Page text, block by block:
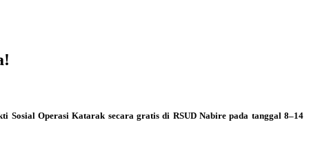
Sosial Operasi Katarak secara gratis di RSUD Nabire pada tanggal 8–14